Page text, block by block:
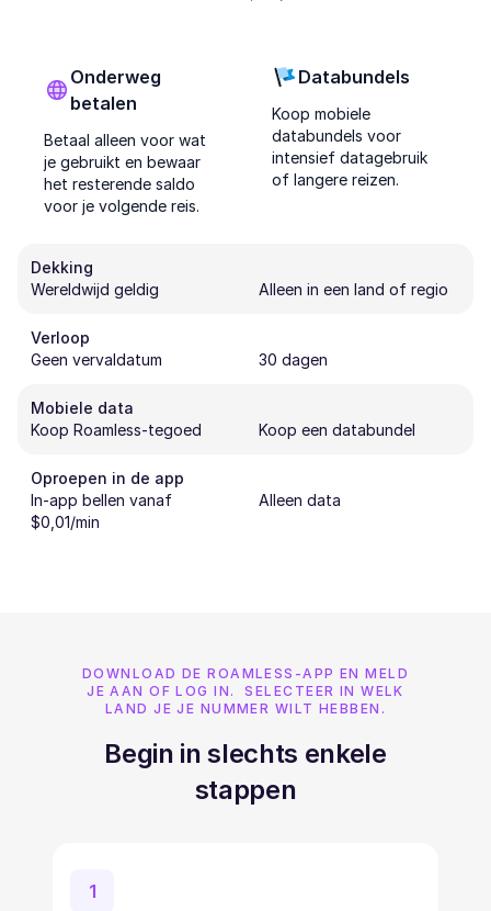
Onderweg
betalen
Betaal alleen voor wat
je gebruikt en bewaar
het resterende saldo
voor je volgende reis.
Databundels
Koop mobiele
databundels voor
intensief datagebruik
of langere reizen.
Dekking
Wereldwijd geldig
Alleen in een land of regio
Verloop
Geen vervaldatum
30 dagen
Mobiele data
Koop Roamless-tegoed
Koop een databundel
Oproepen in de app
In-app bellen vanaf
$0,01/min
Alleen data
DOWNLOAD DE ROAMLESS-APP EN MELD
JE AAN OF LOG IN. SELECTEER IN WELK
LAND JE JE NUMMER WILT HEBBEN.
Begin in slechts enkele
stappen
1